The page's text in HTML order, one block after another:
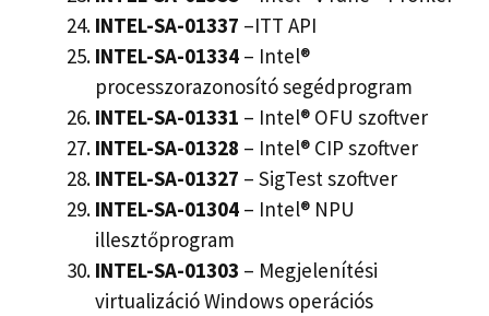
INTEL-SA-01337 –ITT API
INTEL-SA-01334 – Intel®
processzorazonosító segédprogram
INTEL-SA-01331 – Intel® OFU szoftver
INTEL-SA-01328 – Intel® CIP szoftver
INTEL-SA-01327 – SigTest szoftver
INTEL-SA-01304 – Intel® NPU
illesztőprogram
INTEL-SA-01303 – Megjelenítési
virtualizáció Windows operációs